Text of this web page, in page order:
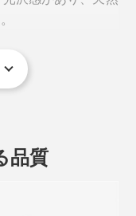
で拡散。
でも冷えすぎず、
品質